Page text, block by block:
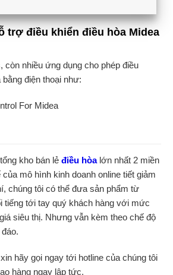
trợ điều khiển điều hòa Midea
còn nhiều ứng dụng cho phép điều
điện thoại như:
For Midea
kho bán lẻ điều hòalớn nhất 2 miền
mô hình kinh doanh online tiết giảm
chúng tôi có thể đưa sản phẩm từ
tiếng tới tay quý khách hàng với mức
siêu thị. Nhưng vẫn kèm theo chế độ
hãy gọi ngay tới hotline của chúng tôi
hàng ngay lập tức.